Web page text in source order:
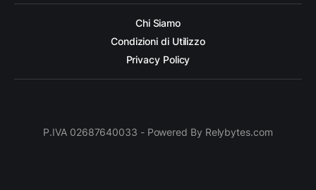
Chi Siamo
Condizioni di Utilizzo
Privacy Policy
P.IVA 02687640033 - Powered By Relybytes.com